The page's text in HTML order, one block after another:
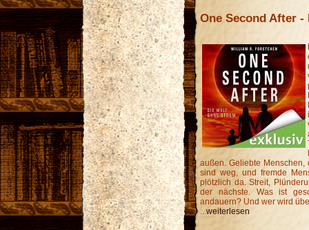
One Second After
außen. Geliebte
sind weg, und fremde
plötzlich da. Streit,
der nächste. Was ist
andauern? Und wer wird
...weiterlesen